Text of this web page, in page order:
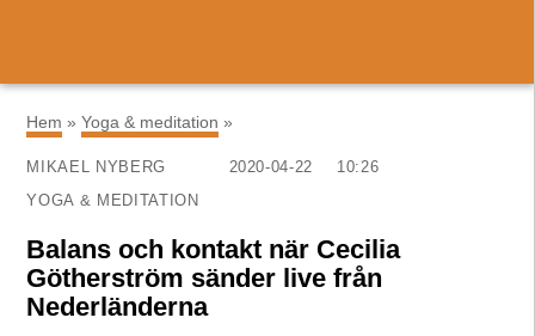
Hem »Yoga & meditation »
MIKAEL NYBERG 2020-04-22
10:26
YOGA & MEDITATION
Balans och kontakt när Cecilia
Götherström sänder live från
Nederländerna